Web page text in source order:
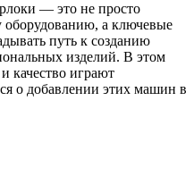
— это не просто
а ключевые
путь к созданию
изделий. В этом
качество играют
о добавлении этих машин в